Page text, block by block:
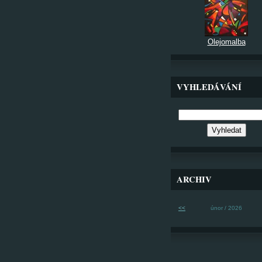
Olejomalba
VYHLEDÁVÁNÍ
ARCHIV
<< únor / 2026